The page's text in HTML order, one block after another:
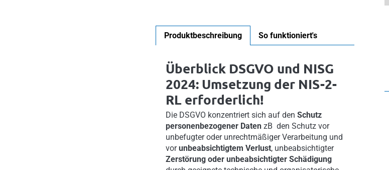
Produktbeschreibung So funktioniert's
Überblick DSGVO und NISG
2024: Umsetzung der NIS-2-
RL erforderlich!
Die DSGVO konzentriert sich auf den Schutz
personenbezogener DatenzB den Schutz vor
unbefugter oder unrechtmäßiger Verarbeitung und
vorunbeabsichtigtem Verlust, unbeabsichtigter
Zerstörung oder unbeabsichtigter Schädigung